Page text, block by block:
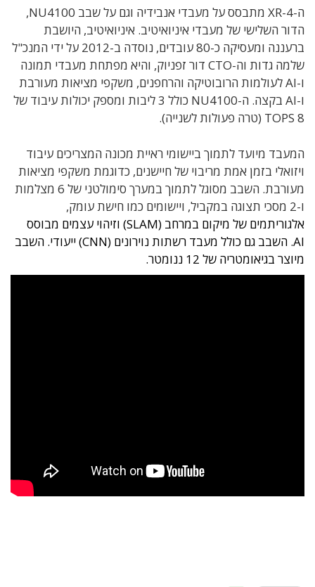
ה-XR-4 מתבסס על מעבדי אנבידיה וגם על שבב NU4100,
הדור השלישי של מעבדי איניואיטיב. איניואיטיב, היושבת
ברעננה ומעסיקה כ-80 עובדים, נוסדה ב-2012 על ידי המנכ"ל
שלמה גדות וה-CTO דור זפניוק, והיא מפתחת מעבדי תמונה
ו-AI לעולמות הרובוטיקה והרחפנים, משקפי מציאות מעורבת
ו-AI בקצה. ה-NU4100 כולל 3 ליבות ומספק יכולות עיבוד של
8 TOPS (טרה פעולות לשנייה).
המעבד מיועד לתמוך ביישומי ראיית מכונה המצריכים עיבוד
ויזואלי בזמן אמת מריבוי של חיישנים, כדוגמת משקפי מציאות
מעורבת. השבב מסוגל לתמוך במערך סימולטני של 6 מצלמות
ו-2 מסכי תצוגה במקביל, ויישומים כמו חישת עומק,
אלגוריתמים של מיקום במרחב (SLAM) וזיהוי עצמים מבוסס
AI. השבב גם כולל מעבד רשתות נוירונים (CNN) ייעודי. השבב
מיוצר בגיאומטריה של 12 ננומטר.